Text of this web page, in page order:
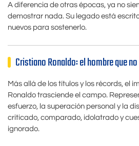
A diferencia de otras épocas, ya no
demostrar nada. Su legado está
nuevos para sostenerlo.
Cristiano Ronaldo: el hombre que
Más allá de los títulos y los récords, el
Ronaldo trasciende el campo.
esfuerzo, la superación personal y la
criticado, comparado, idolatrado y
ignorado.